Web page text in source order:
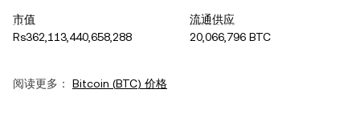
市值
Rs362,113,440,658,288
流通供应
20,066,796 BTC
阅读更多： Bitcoin (BTC) 价格